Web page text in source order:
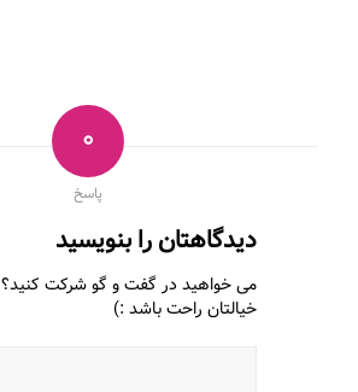
0
پاسخ
دیدگاهتان را بنویسید
می خواهید در گفت و گو شرکت کنید؟
خیالتان راحت باشد :)